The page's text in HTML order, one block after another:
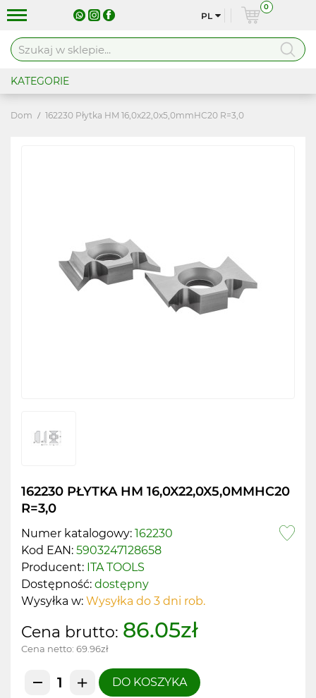
PL
0
KATEGORIE
Dom 162230 Płytka HM 16,0x22,0x5,0mmHC20 R=3,0
162230 PŁYTKA HM 16,0X22,0X5,0MMHC20
R=3,0
Numer katalogowy: 162230
Kod EAN: 5903247128658
Producent: ITA TOOLS
Dostępność: dostępny
Wysyłka w: Wysyłka do 3 dni rob.
Cena brutto: 86.05zł
Cena netto: 69.96zł
DO KOSZYKA